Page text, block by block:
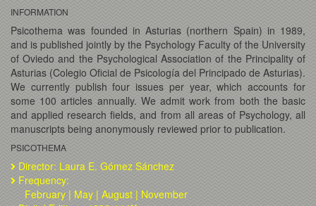
INFORMATION
Psicothema was founded in Asturias (northern Spain) in 1989,
and is published jointly by the Psychology Faculty of the University
of Oviedo and the Psychological Association of the Principality of
Asturias (Colegio Oficial de Psicología del Principado de Asturias).
We currently publish four issues per year, which accounts for
some 100 articles annually. We admit work from both the basic
and applied research fields, and from all areas of Psychology, all
manuscripts being anonymously reviewed prior to publication.
PSICOTHEMA
Director: Laura E. Gómez Sánchez
Frequency:
February | May | August | November